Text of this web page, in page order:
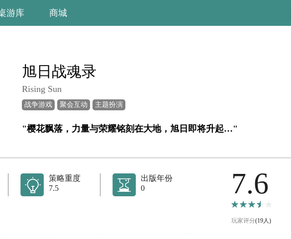
游库 商城
旭日战魂录
Rising Sun
战争游戏 聚会互动 主题扮演
"樱花飘落，力量与荣耀铭刻在大地，旭日即将升起…"
策略重度
7.5
出版年份
0
7.6
玩家评分(19人)